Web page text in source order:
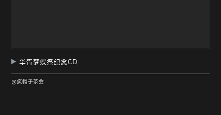
华胥梦蝶祭纪念CD
@疯帽子茶会